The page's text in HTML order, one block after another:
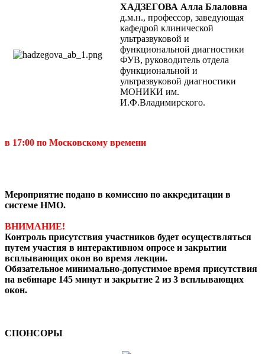
ХАДЗЕГОВА Алла Блаловна
д.м.н., профессор, заведующая
кафедрой клинической
ультразвуковой и
функциональной диагностики
ФУВ, руководитель отдела
функциональной и
ультразвуковой диагностики
МОНИКИ им.
И.Ф.Владимирского.
в 17:00 по Московскому времени
Мероприятие подано в комиссию по аккредитации в
системе НМО.
ВНИМАНИЕ!
Контроль присутствия участников будет осуществляться
путем участия в интерактивном опросе и закрытии
всплывающих окон во время лекции.
Обязательное минимально-допустимое время присутствия
на вебинаре 145 минут и закрытие 2 из 3 всплывающих
окон.
СПОНСОРЫ